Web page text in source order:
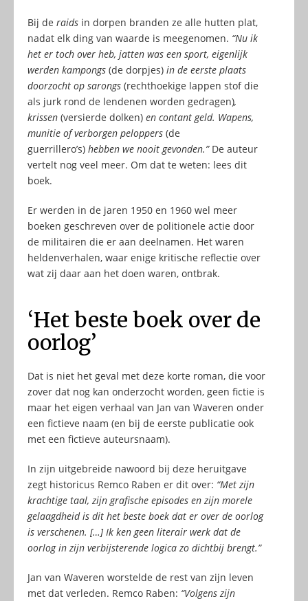
Bij de raids in dorpen branden ze alle hutten plat,
nadat elk ding van waarde is meegenomen. “Nu ik
het er toch over heb, jatten was een sport, eigenlijk
werden kampongs (de dorpjes) in de eerste plaats
doorzocht op sarongs (rechthoekige lappen stof die
als jurk rond de lendenen worden gedragen),
krissen (versierde dolken) en contant geld. Wapens,
munitie of verborgen peloppers (de
guerrillero’s) hebben we nooit gevonden.”De auteur
vertelt nog veel meer. Om dat te weten: lees dit
boek.
Er werden in de jaren 1950 en 1960 wel meer
boeken geschreven over de politionele actie door
de militairen die er aan deelnamen. Het waren
heldenverhalen, waar enige kritische reflectie over
wat zij daar aan het doen waren, ontbrak.
‘Het beste boek over de
oorlog’
Dat is niet het geval met deze korte roman, die voor
zover dat nog kan onderzocht worden, geen fictie is
maar het eigen verhaal van Jan van Waveren onder
een fictieve naam (en bij de eerste publicatie ook
met een fictieve auteursnaam).
In zijn uitgebreide nawoord bij deze heruitgave
zegt historicus Remco Raben er dit over: “Met zijn
krachtige taal, zijn grafische episodes en zijn morele
gelaagdheid is dit het beste boek dat er over de oorlog
is verschenen. […] Ik ken geen literair werk dat de
oorlog in zijn verbijsterende logica zo dichtbij brengt.”
Jan van Waveren worstelde de rest van zijn leven
met dat verleden. Remco Raben: “Volgens zijn